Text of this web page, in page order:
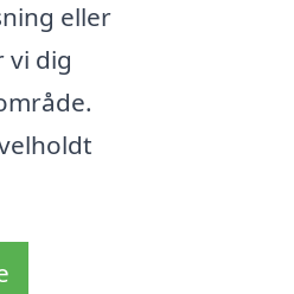
eller
vi dig